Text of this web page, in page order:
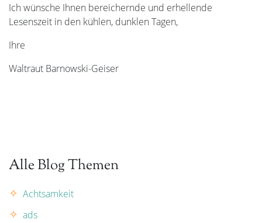
Ich wünsche Ihnen bereichernde und erhellende
Lesenszeit in den kühlen, dunklen Tagen,
Ihre
Waltraut Barnowski-Geiser
Alle Blog Themen
Achtsamkeit
ads